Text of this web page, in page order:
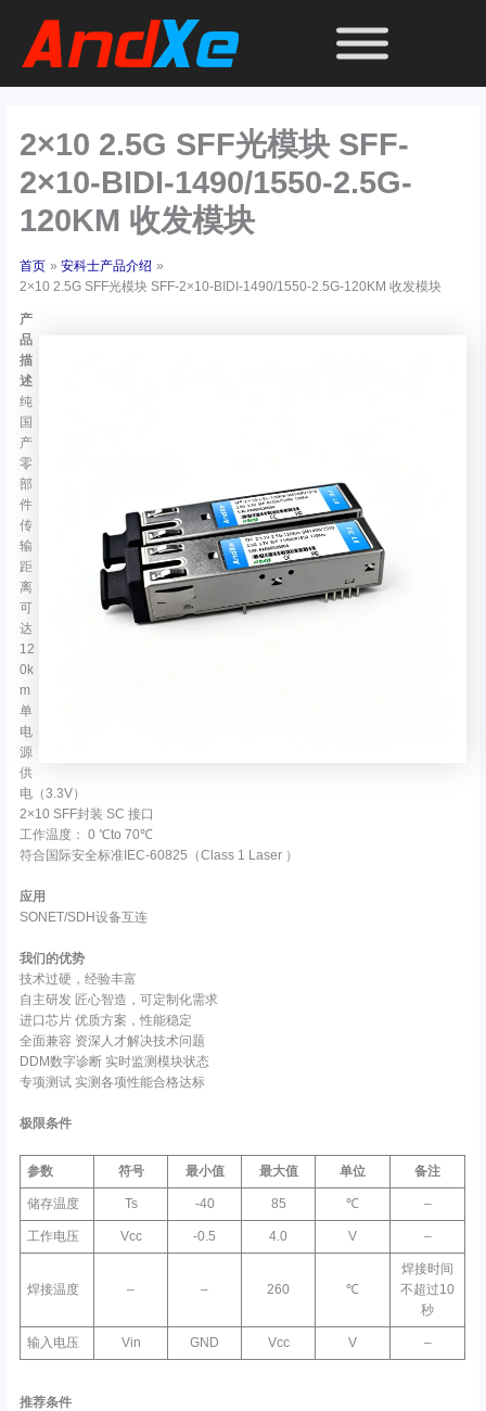
2×10 2.5G SFF光模块 SFF-
2×10-BIDI-1490/1550-2.5G-
120KM 收发模块
首页
安科士产品介绍
2×10 2.5G SFF光模块 SFF-2×10-BIDI-1490/1550-2.5G-120KM 收发模块
产
品
描
述
纯
国
产
零
部
件
传
输
距
离
可
达
12
0k
m
单
电
源
供
电（3.3V）
2×10 SFF封装 SC 接口
工作温度： 0 ℃to 70℃
符合国际安全标准IEC-60825（Class 1 Laser ）
应用
SONET/SDH设备互连
我们的优势
技术过硬，经验丰富
自主研发 匠心智造，可定制化需求
进口芯片 优质方案，性能稳定
全面兼容 资深人才解决技术问题
DDM数字诊断 实时监测模块状态
专项测试 实测各项性能合格达标
极限条件
参数 符号 最小值 最大值 单位 备注
储存温度 Ts -40 85 ℃ –
工作电压 Vcc -0.5 4.0 V –
焊接温度 – – 260 ℃
焊接时间
不超过10
秒
输入电压 Vin GND Vcc V –
推荐条件